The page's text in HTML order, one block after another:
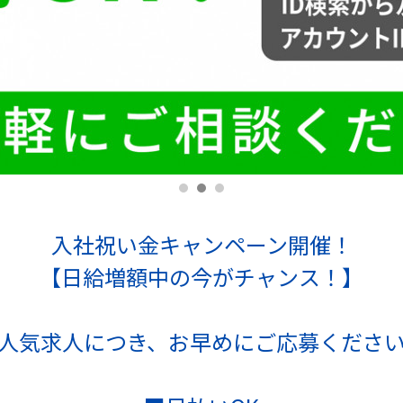
入社祝い金キャンペーン開催！
【日給増額中の今がチャンス！】
気求人につき、お早めにご応募くださ